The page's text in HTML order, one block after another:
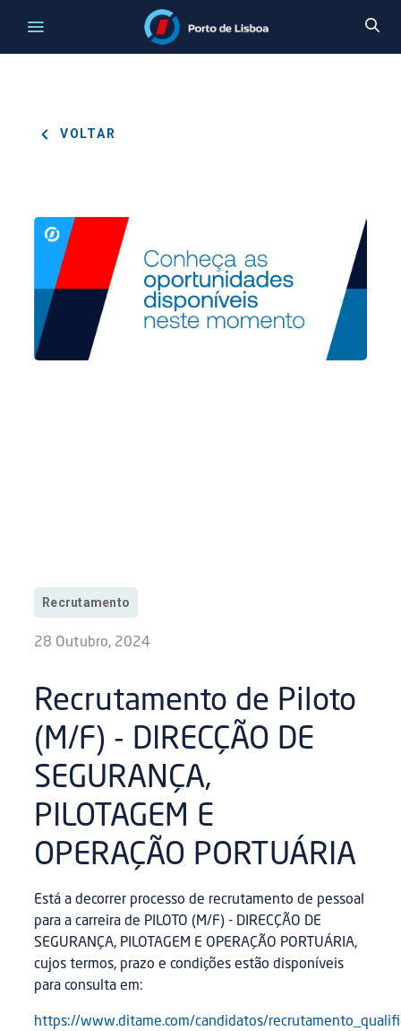
VOLTAR
Recrutamento
28 Outubro, 2024
Recrutamento de Piloto
(M/F) - DIRECÇÃO DE
SEGURANÇA,
PILOTAGEM E
OPERAÇÃO PORTUÁRIA
Está a decorrer processo de recrutamento de pessoal
para a carreira de PILOTO (M/F) - DIRECÇÃO DE
SEGURANÇA, PILOTAGEM E OPERAÇÃO PORTUÁRIA,
cujos termos, prazo e condições estão disponíveis
para consulta em:
https://www.ditame.com/candidatos/